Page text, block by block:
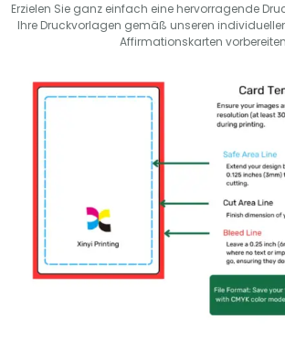
Erzielen Sie ganz einfach eine hervorragende
Ihre Druckvorlagen gemäß unseren
Affirmationskarten